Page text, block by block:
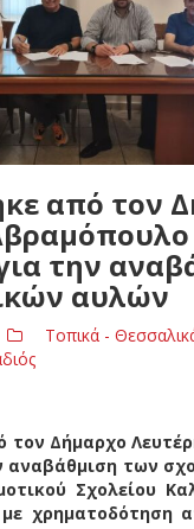
από τον
την
αυλών
Τοπικά -
τον Δήμαρχο
αναβάθμιση των
Σχολείου
με χρηματοδότηση